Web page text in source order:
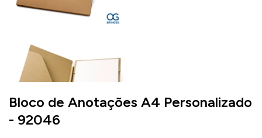
Bloco de Anotações A4 Personalizado
- 92046